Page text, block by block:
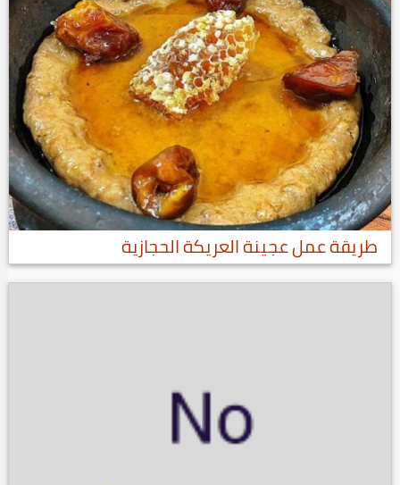
طريقة عمل عجينة العريكة الحجازية